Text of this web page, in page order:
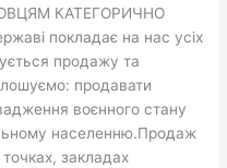
КАТЕГОРИЧНО
покладає на нас усіх
продажу та
продавати
воєнного стану
населенню.Продаж
закладах